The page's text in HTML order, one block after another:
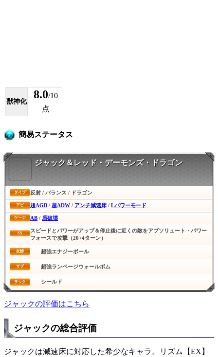
獣神化
8.0/10
点
簡易ステータス
ジャック＆レッド・デーモンズ・ドラゴン
タイプ 反射 / バランス / ドラゴン
アビ 超AGB / 超ADW / アンチ減速床 / Lパワーモード
ゲージ AB / 盾破壊
SS
スピードとパワーがアップ＆停止後に近くの敵をアブソリュート・パワー
フォースで攻撃（20+4ターン）
友情 超強エナジーボール
サブ 超強ランページウォールボム
ラック シールド
ジャックの評価はこちら
ジャックの総合評価
ジャックは減速床に対応した希少なキャラ。リズム【EX】